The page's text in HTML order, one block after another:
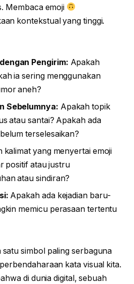
Membaca emoji
kontekstual yang tinggi.
Pengirim: Apakah
ia sering menggunakan
aneh?
Sebelumnya: Apakah topik
atau santai? Apakah ada
terselesaikan?
kalimat yang menyertai emoji
positif atau justru
atau sindiran?
Apakah ada kejadian baru-
memicu perasaan tertentu
satu simbol paling serbaguna
kata visual kita.
di dunia digital, sebuah